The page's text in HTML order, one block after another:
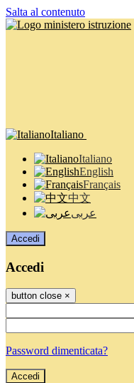
Salta al contenuto
Italiano
Italiano
English
Français
中文
عربى
Accedi
Accedi
button close ×
Password dimenticata?